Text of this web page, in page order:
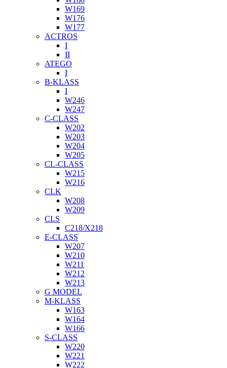
W169
W176
W177
ACTROS
I
II
ATEGO
I
B-KLASS
I
W246
W247
C-CLASS
W202
W203
W204
W205
CL-CLASS
W215
W216
CLK
W208
W209
CLS
C218/X218
E-CLASS
W207
W210
W211
W212
W213
G MODEL
M-KLASS
W163
W164
W166
S-CLASS
W220
W221
W222